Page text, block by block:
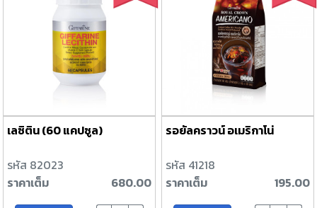
เลซิติน (60 แคปซูล)
รหัส 82023
ราคาเต็ม
680.00
รอยัลคราวน์ อเมริกาโน่
รหัส 41218
ราคาเต็ม
195.00